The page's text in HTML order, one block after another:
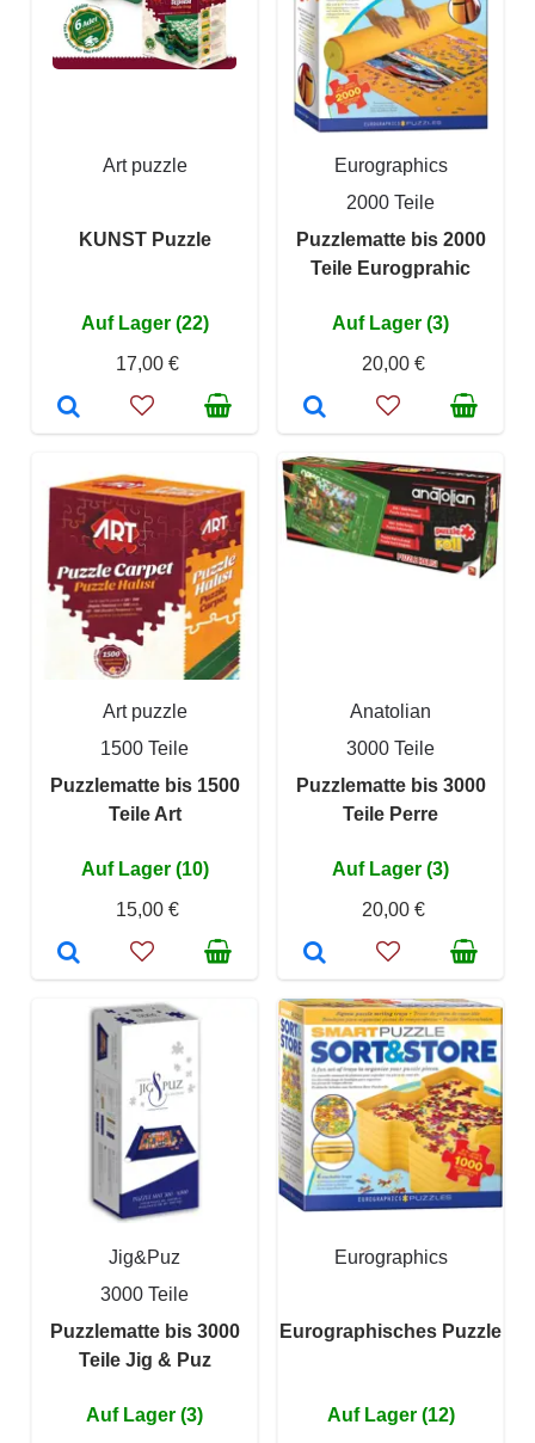
Art puzzle
KUNST Puzzle
Auf Lager (22)
17,00 €
Eurographics
2000 Teile
Puzzlematte bis 2000
Teile Eurogprahic
Auf Lager (3)
20,00 €
Art puzzle
1500 Teile
Puzzlematte bis 1500
Teile Art
Auf Lager (10)
15,00 €
Anatolian
3000 Teile
Puzzlematte bis 3000
Teile Perre
Auf Lager (3)
20,00 €
Jig&Puz
3000 Teile
Puzzlematte bis 3000
Teile Jig & Puz
Auf Lager (3)
Eurographics
Eurographisches Puzzle
Auf Lager (12)